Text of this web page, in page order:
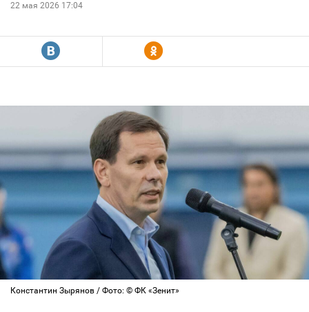
22 мая 2026 17:04
R Y
Константин Зырянов / Фото: © ФК «Зенит»